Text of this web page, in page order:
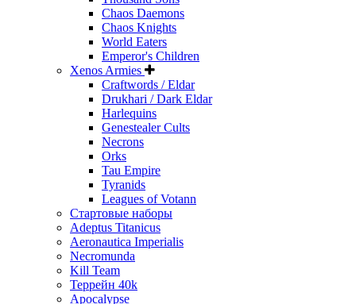
Chaos Daemons
Chaos Knights
World Eaters
Emperor's Children
Xenos Armies
Craftwords / Eldar
Drukhari / Dark Eldar
Harlequins
Genestealer Cults
Necrons
Orks
Tau Empire
Tyranids
Leagues of Votann
Стартовые наборы
Adeptus Titanicus
Aeronautica Imperialis
Necromunda
Kill Team
Террейн 40k
Apocalypse